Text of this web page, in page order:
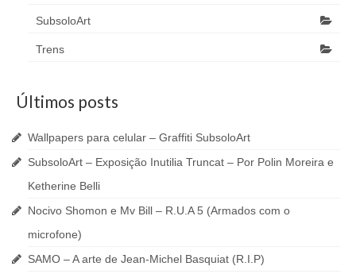
SubsoloArt
Trens
Últimos posts
Wallpapers para celular – Graffiti SubsoloArt
SubsoloArt – Exposição Inutilia Truncat – Por Polin Moreira e
Ketherine Belli
Nocivo Shomon e Mv Bill – R.U.A 5 (Armados com o
microfone)
SAMO – A arte de Jean-Michel Basquiat (R.I.P)